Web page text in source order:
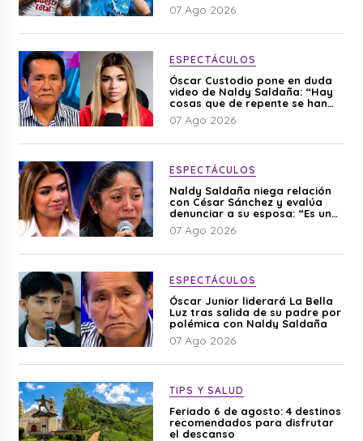
07 Ago 2026
ESPECTÁCULOS
Óscar Custodio pone en duda
video de Naldy Saldaña: “Hay
cosas que de repente se han
editado”
07 Ago 2026
ESPECTÁCULOS
Naldy Saldaña niega relación
con César Sánchez y evalúa
denunciar a su esposa: “Es una
difamación”
07 Ago 2026
ESPECTÁCULOS
Óscar Junior liderará La Bella
Luz tras salida de su padre por
polémica con Naldy Saldaña
07 Ago 2026
TIPS Y SALUD
Feriado 6 de agosto: 4 destinos
recomendados para disfrutar
el descanso